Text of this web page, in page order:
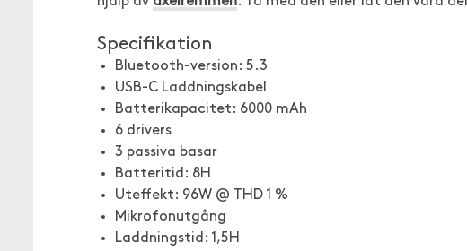
Specifikation
Bluetooth-version: 5.3
USB-C Laddningskabel
Batterikapacitet: 6000 mAh
6 drivers
3 passiva basar
Batteritid: 8H
Uteffekt: 96W @ THD 1 %
Mikrofonutgång
Laddningstid: 1,5H